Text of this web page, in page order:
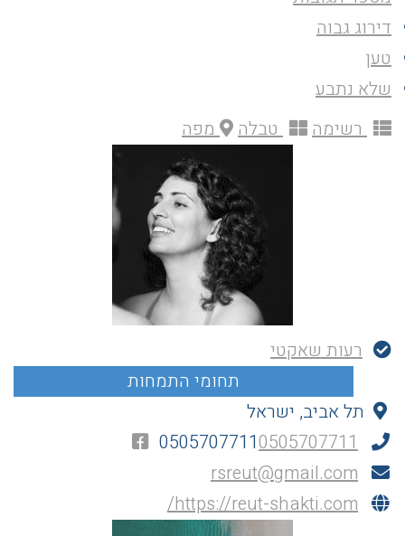
דירוג גבוה
טען
שלא נתבע
רשימה
טבלה מפה
רעות שאקטי
תל אביב, ישראל
05057077110505707711
rsreut@gmail.com
https://reut-shakti.com/